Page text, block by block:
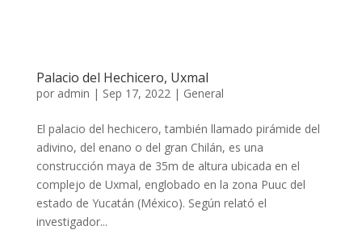
Palacio del Hechicero, Uxmal
por admin | Sep 17, 2022| General
El palacio del hechicero, también llamado pirámide del
adivino, del enano o del gran Chilán,​ es una
construcción maya de 35m de altura ubicada en el
complejo de Uxmal, englobado en la zona Puuc del
estado de Yucatán (México). Según relató el
investigador...